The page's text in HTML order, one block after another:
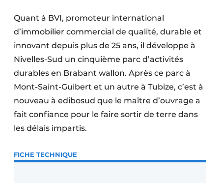
Quant à BVI, promoteur international
d’immobilier commercial de qualité, durable et
innovant depuis plus de 25 ans, il développe à
Nivelles-Sud un cinquième parc d’activités
durables en Brabant wallon. Après ce parc à
Mont-Saint-Guibert et un autre à Tubize, c’est à
nouveau à edibosud que le maître d’ouvrage a
fait confiance pour le faire sortir de terre dans
les délais impartis.
FICHE TECHNIQUE